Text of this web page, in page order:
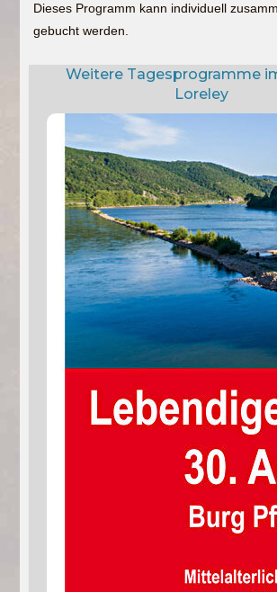
Dieses Programm kann individuell
gebucht werden.
Weitere Tagesprogramme
Loreley